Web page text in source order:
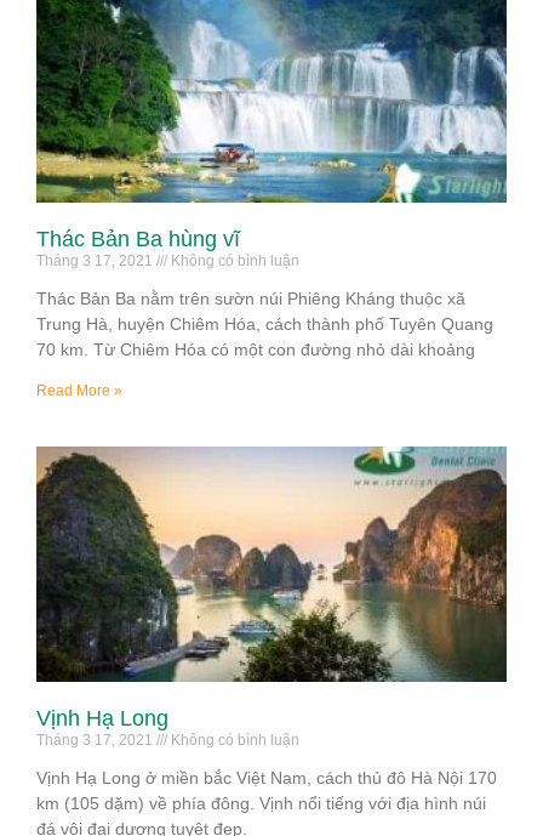
Thác Bản Ba hùng vĩ
Tháng 3 17, 2021 Không có bình luận
Thác Bản Ba nằm trên sườn núi Phiêng Kháng thuộc xã
Trung Hà, huyện Chiêm Hóa, cách thành phố Tuyên Quang
70 km. Từ Chiêm Hóa có một con đường nhỏ dài khoảng
Read More »
Vịnh Hạ Long
Tháng 3 17, 2021 Không có bình luận
Vịnh Hạ Long ở miền bắc Việt Nam, cách thủ đô Hà Nội 170
km (105 dặm) về phía đông. Vịnh nổi tiếng với địa hình núi
đá vôi đại dương tuyệt đẹp.